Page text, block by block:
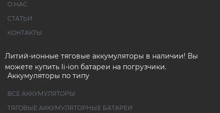
О НАС
СТАТЬИ
КОНТАКТЫ
Литий-ионные тяговые аккумуляторы в наличии! Вы
можете купить li-ion батареи на погрузчики.
Аккумуляторы по типу
ВСЕ АККУМУЛЯТОРЫ
ТЯГОВЫЕ АККУМУЛЯТОРНЫЕ БАТАРЕИ